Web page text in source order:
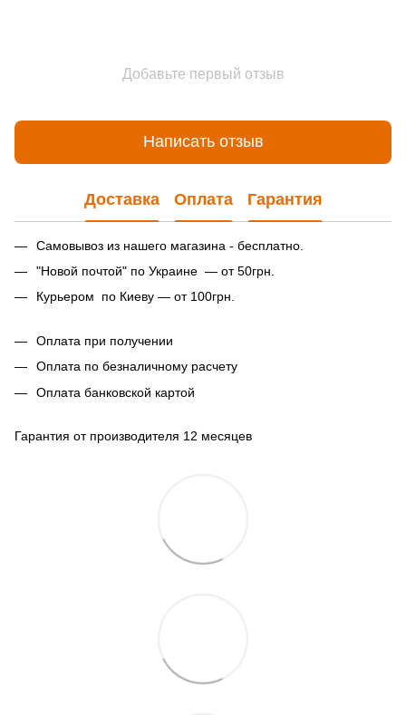
Добавьте первый отзыв
Написать отзыв
Доставка Оплата Гарантия
Самовывоз из нашего магазина - бесплатно.
"Новой почтой" по Украине — от 50грн.
Курьером по Киеву — от 100грн.
Оплата при получении
Оплата по безналичному расчету
Оплата банковской картой
Гарантия от производителя 12 месяцев